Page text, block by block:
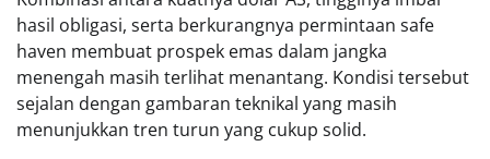
hasil obligasi, serta berkurangnya permintaan safe
haven membuat prospek emas dalam jangka
menengah masih terlihat menantang. Kondisi tersebut
sejalan dengan gambaran teknikal yang masih
menunjukkan tren turun yang cukup solid.